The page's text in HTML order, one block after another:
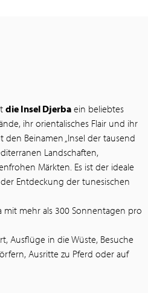
die Insel Djerba ein beliebtes
ihr orientalisches Flair und ihr
den Beinamen „Insel der tausend
Landschaften,
Märkten. Es ist der ideale
Entdeckung der tunesischen
mit mehr als 300 Sonnentagen pro
Ausflüge in die Wüste, Besuche
Ausritte zu Pferd oder auf